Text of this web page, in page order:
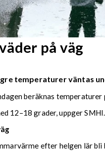
på väg
temperaturer väntas
beräknas
12–18 grader, uppger SMHI.
efter helgen lär bli